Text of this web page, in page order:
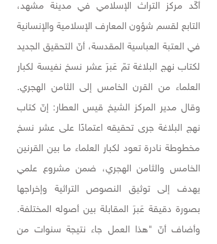
أكّد مركز التراث الإسلامي في مدينة مشهد،
التابع لقسم شؤون المعارف الإسلامية والإنسانية
في العتبة العباسية المقدسة، أنّ التحقيق الجديد
لكتاب نهج البلاغة تمّ عَبرَ عشر نسخ نفيسة لكبار
العلماء من القرن الخامس إلى الثامن الهجري.
وقال مدير المركز الشيخ قيس العطار: إنّ كتاب
نهج البلاغة جرى تحقيقه اعتمادًا على عشر نسخ
مخطوطة نادرة تعود لكبار العلماء ما بين القرنين
الخامس والثامن الهجري، ضمن مشروع علمي
يهدف إلى توثيق النصوص التراثية وإخراجها
بصورة دقيقة عَبرَ المقابلة بين أصوله المختلفة.
وأضاف أنّ "هذا العمل جاء نتيجة سنوات من